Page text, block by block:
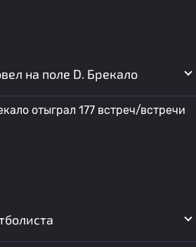
на поле D. Брекало
отыграл 177 встреч/встречи